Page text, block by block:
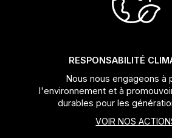
RESPONSABILITÉ
Nous nous engageons à
l'environnement et à
durables pour les
VOIR NOS